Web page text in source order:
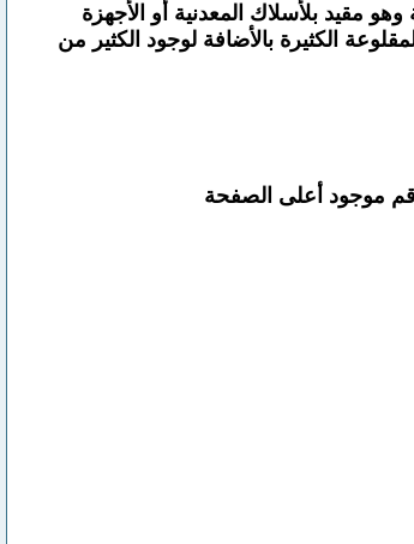
مقيد بلأسلاك المعدنية أو الأجهزة
الكثيرة بالأضافة لوجود الكثير من
موجود أعلى الصفحة